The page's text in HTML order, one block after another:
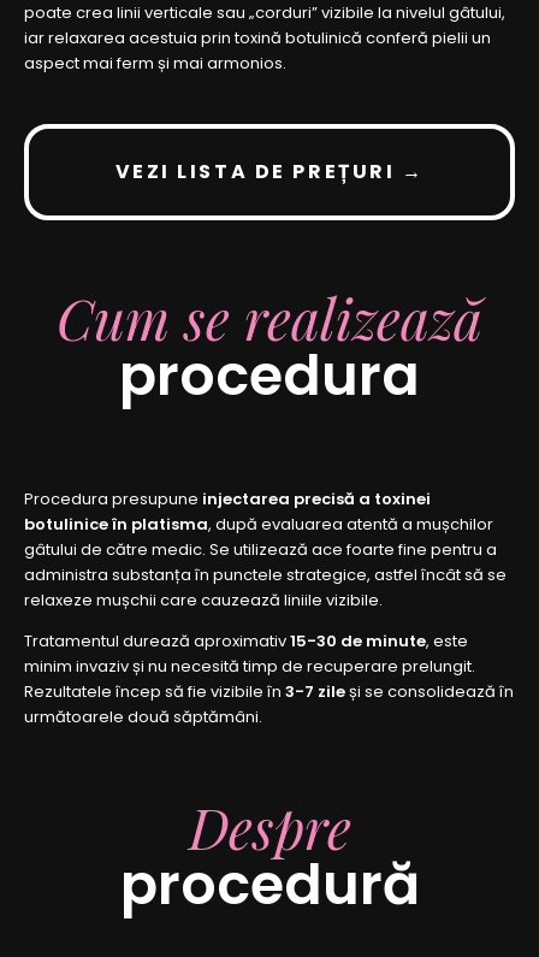
poate crea linii verticale sau „corduri” vizibile la nivelul gâtului,
iar relaxarea acestuia prin toxină botulinică conferă pielii un
aspect mai ferm și mai armonios.
VEZI LISTA DE PREȚURI →
Cum se realizează
procedura
Procedura presupune injectarea precisă a toxinei
botulinice în platisma, după evaluarea atentă a mușchilor
gâtului de către medic. Se utilizează ace foarte fine pentru a
administra substanța în punctele strategice, astfel încât să se
relaxeze mușchii care cauzează liniile vizibile.
Tratamentul durează aproximativ15-30 de minute, este
minim invaziv și nu necesită timp de recuperare prelungit.
Rezultatele încep să fie vizibile în 3-7 zileși se consolidează în
următoarele două săptămâni.
Despre
procedură